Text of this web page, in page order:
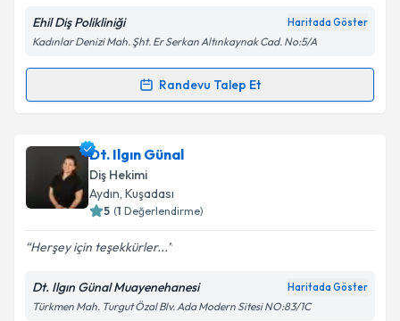
Kişisel verilerimin işlenmesine ilişkinAydınlatma
Metni'ni okudum ve kişisel verilerimin belirtilen
kapsamda işlenmesini kabul ediyorum.
Ehil Diş Polikliniği Haritada Göster
Kadınlar Denizi Mah. Şht. Er Serkan Altınkaynak Cad. No:5/A
Randevu Talep Et
Randevu Takvimi Talebi
Dt. Mehmet Engin Ünver
oluşturun. Size bu uzmandan randevu almanız için bir
takvim hazırlandığında e-posta ile bilgilendireceğiz.
Kişisel verilerimin işlenmesine ilişkinAydınlatma
Dt. Ilgın Günal
Diş Hekimi
Aydın, Kuşadası
5 (1 Değerlendirme)
Herşey için teşekkürler...
Dt. Ilgın Günal Muayenehanesi Haritada Göster
Türkmen Mah. Turgut Özal Blv. Ada Modern Sitesi NO:83/1C